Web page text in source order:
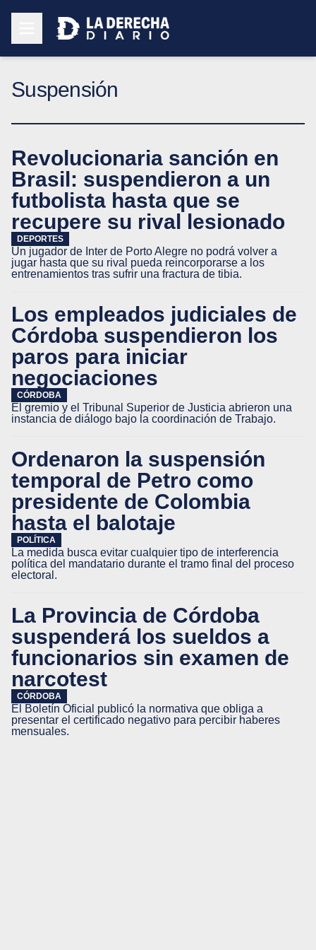
Suspensión
Revolucionaria sanción en
Brasil: suspendieron a un
futbolista hasta que se
recupere su rival lesionado
DEPORTES
Un jugador de Inter de Porto Alegre no podrá volver a
jugar hasta que su rival pueda reincorporarse a los
entrenamientos tras sufrir una fractura de tibia.
Los empleados judiciales de
Córdoba suspendieron los
paros para iniciar
negociaciones
CÓRDOBA
El gremio y el Tribunal Superior de Justicia abrieron una
instancia de diálogo bajo la coordinación de Trabajo.
Ordenaron la suspensión
temporal de Petro como
presidente de Colombia
hasta el balotaje
POLÍTICA
La medida busca evitar cualquier tipo de interferencia
política del mandatario durante el tramo final del proceso
electoral.
La Provincia de Córdoba
suspenderá los sueldos a
funcionarios sin examen de
narcotest
CÓRDOBA
El Boletín Oficial publicó la normativa que obliga a
presentar el certificado negativo para percibir haberes
mensuales.